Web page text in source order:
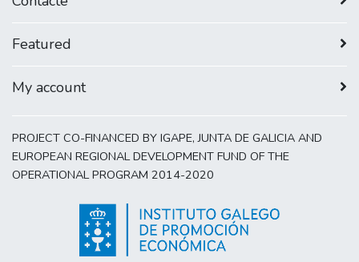
Featured
My account
PROJECT CO-FINANCED BY IGAPE, JUNTA DE GALICIA AND
EUROPEAN REGIONAL DEVELOPMENT FUND OF THE
OPERATIONAL PROGRAM 2014-2020